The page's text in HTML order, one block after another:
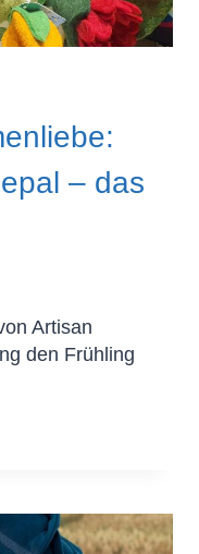
– das
Artisan
den Frühling